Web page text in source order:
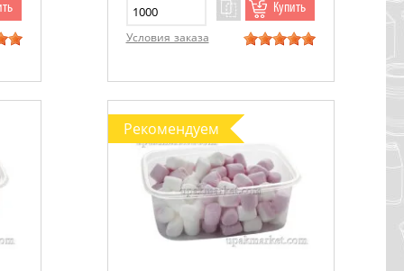
Купить
Условия заказа
Рекомендуем